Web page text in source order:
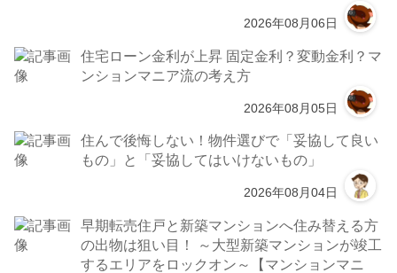
2026年08月06日
住宅ローン金利が上昇 固定金利？変動金利？マ
ンションマニア流の考え方
2026年08月05日
住んで後悔しない！物件選びで「妥協して良い
もの」と「妥協してはいけないもの」
2026年08月04日
早期転売住戸と新築マンションへ住み替える方
の出物は狙い目！ ～大型新築マンションが竣工
するエリアをロックオン～【マンションマニ